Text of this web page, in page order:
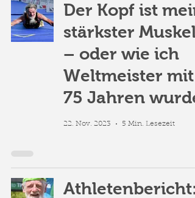
Der Kopf ist mein
stärkster Muskel
– oder wie ich
Weltmeister mit
75 Jahren wurde
22. Nov. 2023 5 Min. Lesezeit
Athletenbericht: